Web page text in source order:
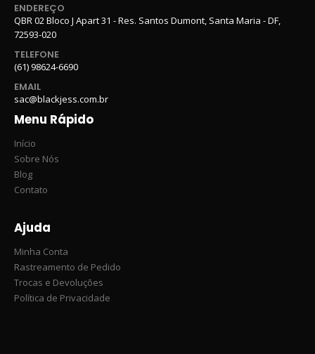
ENDEREÇO
QBR 02 Bloco J Apart 31 - Res. Santos Dumont, Santa Maria - DF,
72593-020
TELEFONE
(61) 98624-6690
EMAIL
sac@blackjess.com.br
Menu Rápido
Início
Sobre Nós
Blog
Contato
Ajuda
Minha Conta
Rastreamento de Pedido
Trocas e Devoluções
Política de Privacidade